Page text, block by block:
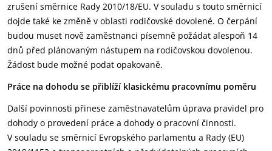
zrušení směrnice Rady 2010/18/EU. V souladu s touto směrnicí
dojde také ke změně v oblasti rodičovské dovolené. O čerpání
budou muset nově zaměstnanci písemně požádat alespoň 14
dnů před plánovaným nástupem na rodičovskou dovolenou.
Žádost bude možné podat opakovaně.
Práce na dohodu se přiblíží klasickému pracovnímu poměru
Další povinnosti přinese zaměstnavatelům úprava pravidel pro
dohody o provedení práce a dohody o pracovní činnosti.
V souladu se směrnicí Evropského parlamentu a Rady (EU)